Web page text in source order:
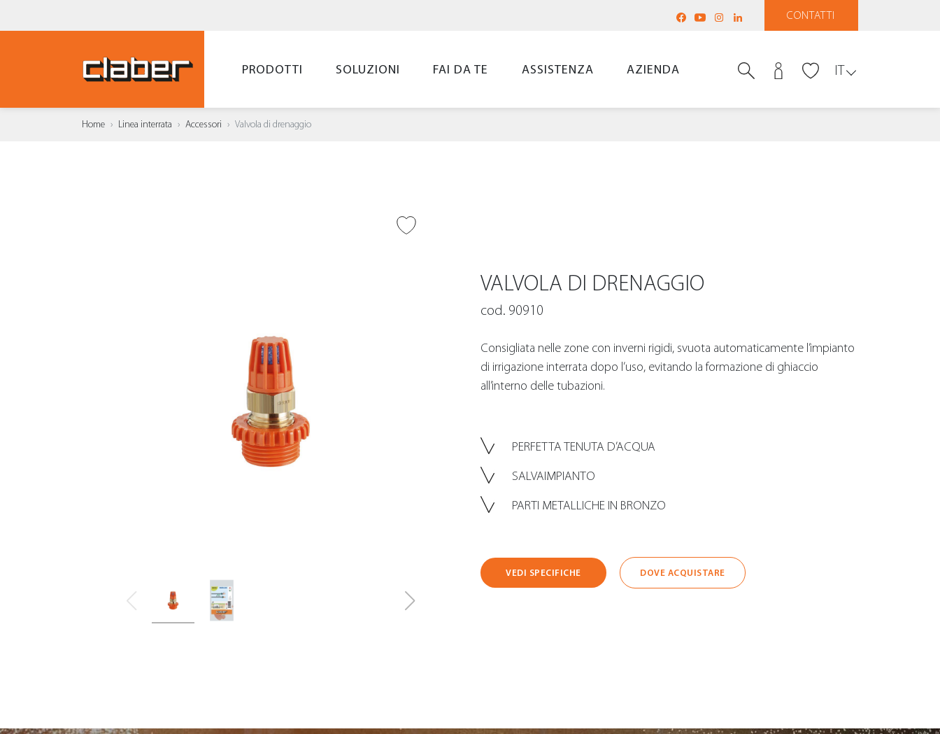
CONTATTI
PRODOTTI SOLUZIONI FAI DA TE ASSISTENZA AZIENDA IT
Home Linea interrata Accessori Valvola di drenaggio
VALVOLA DI DRENAGGIO
cod. 90910
Consigliata nelle zone con inverni rigidi, svuota automaticamente l’impianto
di irrigazione interrata dopo l’uso, evitando la formazione di ghiaccio
all’interno delle tubazioni.
PERFETTA TENUTA D’ACQUA
SALVAIMPIANTO
PARTI METALLICHE IN BRONZO
VEDI SPECIFICHE DOVE ACQUISTARE